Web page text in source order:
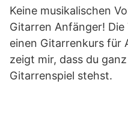
Keine musikalischen
Gitarren Anfänger!
einen Gitarrenkurs für
zeigt mir, dass du
Gitarrenspiel stehst.